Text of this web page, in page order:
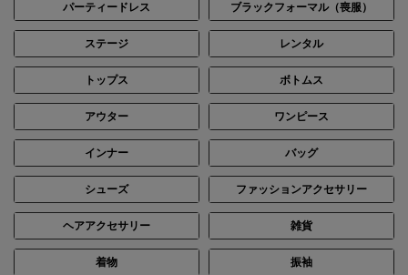
パーティードレス ブラックフォーマル（喪服）
ステージ レンタル
トップス ボトムス
アウター ワンピース
インナー バッグ
シューズ ファッションアクセサリー
ヘアアクセサリー 雑貨
着物 振袖